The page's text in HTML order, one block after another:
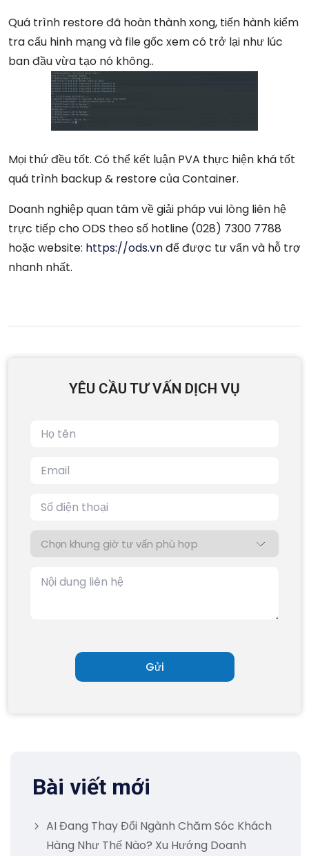
Quá trình restore đã hoàn thành xong, tiến hành kiểm
tra cấu hinh mạng và file gốc xem có trở lại như lúc
ban đầu vừa tạo nó không..
Mọi thứ đều tốt. Có thể kết luận PVA thực hiện khá tốt
quá trình backup & restore của Container.
Doanh nghiệp quan tâm về giải pháp vui lòng liên hệ
trực tiếp cho ODS theo số hotline (028) 7300 7788
hoặc website: https://ods.vnđể được tư vấn và hỗ trợ
nhanh nhất.
YÊU CẦU TƯ VẤN DỊCH VỤ
Bài viết mới
AI Đang Thay Đổi Ngành Chăm Sóc Khách
Hàng Như Thế Nào? Xu Hướng Doanh